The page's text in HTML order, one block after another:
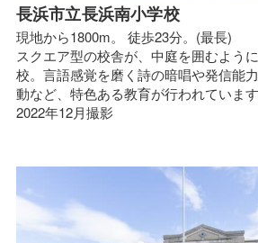
長浜市立長浜南小学校
現地から1800m。 徒歩23分。(最長)
スクエア型の校舎が、中庭を囲むよう
校。言語感覚を磨く詩の暗唱や発信能
動など、特色ある教育が行われています
2022年12月撮影